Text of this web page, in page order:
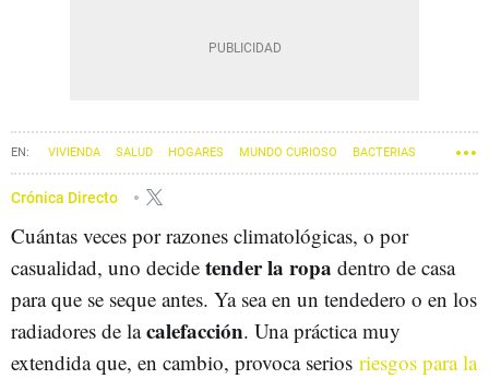
VIVIENDA SALUD HOGARES MUNDO CURIOSO BACTERIAS
Crónica Directo
Cuántas veces por razones climatológicas, o por
casualidad, uno decide tender la ropa dentro de casa
para que se seque antes. Ya sea en un tendedero o en los
radiadores de lacalefacción. Una práctica muy
extendida que, en cambio, provoca serios riesgos para la